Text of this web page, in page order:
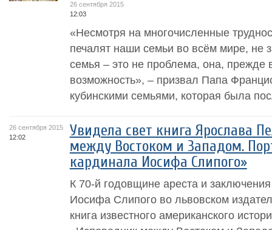
26 сентября 2015
12:03
«Несмотря на многочисленные
печалят наши семьи во всём мире, не
семья – это не проблема, она, прежде
возможность», – призвал Папа
кубинскими семьями, которая была
26 сентября 2015
12:02
Увидела свет книга Ярослава
между Востоком и Западом.
кардинала Иосифа Слипого»
К 70-й годовщине ареста и
Иосифа Слипого во львовском
книга известного американского